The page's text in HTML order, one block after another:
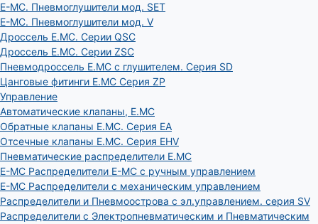
E-MC. Пневмоглушители мод. SET
E-MC. Пневмоглушители мод. V
Дроссель E.MC. Серии QSC
Дроссель E.MC. Серии ZSC
Пневмодроссель E.MC с глушителем. Серия SD
Цанговые фитинги E.MC Серия ZP
Управление
Автоматические клапаны, Е.МС
Обратные клапаны E.MC. Серия EA
Отсечные клапаны E.MC. Серия EHV
Пневматические распределители E.MC
E-MC Распределители E-MC с ручным управлением
E-MC Распределители с механическим управлением
Распределители и Пневмоострова с эл.управлением. серия SV
Распределители с Электропневматическим и Пневматическим